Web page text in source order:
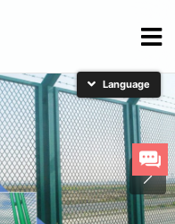
简体中文
English
日本語
한국어